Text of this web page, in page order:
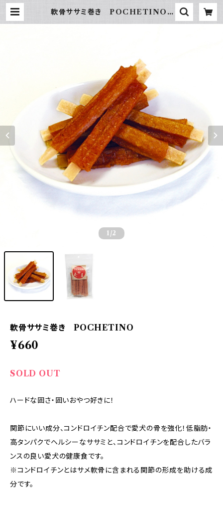
軟骨ササミ巻き POCHETINO |
1 /2
軟骨ササミ巻き POCHETINO
¥660
SOLD OUT
ハードな固さ・固いおやつ好きに！
関節にいい成分、コンドロイチン配合で愛犬の骨を強化！低脂肪・
高タンパクでヘルシーなササミと、コンドロイチンを配合したバラ
ンスの良い愛犬の健康食です。
※コンドロイチンとはサメ軟骨に含まれる関節の形成を助ける成
分です。